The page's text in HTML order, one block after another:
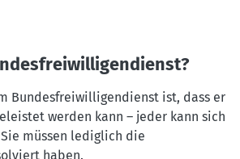
Bundesfreiwilligendienst ist, dass er
werden kann – jeder kann sich
müssen lediglich die
haben.